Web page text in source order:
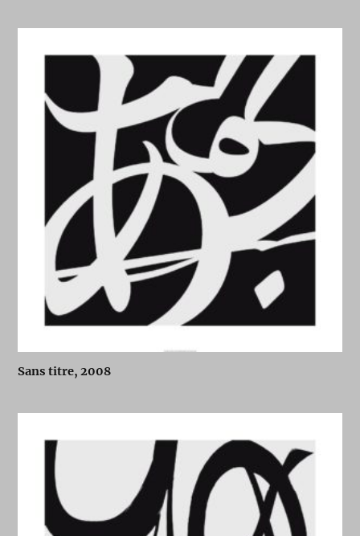
Sans titre, 2008